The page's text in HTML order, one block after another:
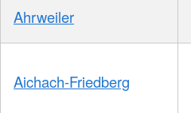
Ahrweiler
Aichach-Friedberg